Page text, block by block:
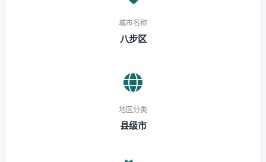
城市名称
八步区
地区分类
县级市